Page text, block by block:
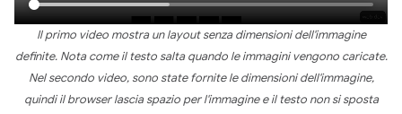
Il primo video mostra un layout senza dimensioni dell'immagine
definite. Nota come il testo salta quando le immagini vengono caricate.
Nel secondo video, sono state fornite le dimensioni dell'immagine,
quindi il browser lascia spazio per l'immagine e il testo non si sposta